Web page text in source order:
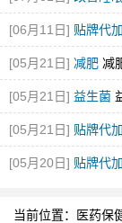
[06月11日] 贴牌代
OEM/ODM代工
[05月21日] 减肥 减
[05月21日] 益生菌
[05月21日] 贴牌代
[05月20日] 贴牌代
当前位置：
医药保